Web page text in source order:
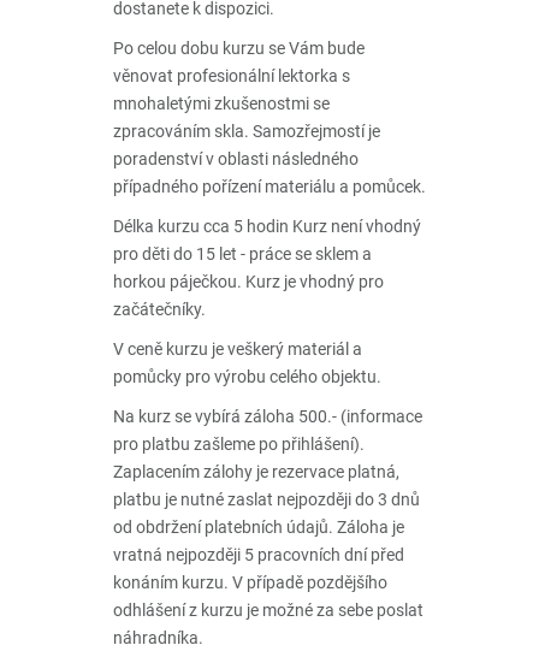
dostanete k dispozici.
Po celou dobu kurzu se Vám bude
věnovat profesionální lektorka s
mnohaletými zkušenostmi se
zpracováním skla. Samozřejmostí je
poradenství v oblasti následného
případného pořízení materiálu a pomůcek.
Délka kurzu cca 5 hodin Kurz není vhodný
pro děti do 15 let - práce se sklem a
horkou páječkou. Kurz je vhodný pro
začátečníky.
V ceně kurzu je veškerý materiál a
pomůcky pro výrobu celého objektu.
Na kurz se vybírá záloha 500.- (informace
pro platbu zašleme po přihlášení).
Zaplacením zálohy je rezervace platná,
platbu je nutné zaslat nejpozději do 3 dnů
od obdržení platebních údajů. Záloha je
vratná nejpozději 5 pracovních dní před
konáním kurzu. V případě pozdějšího
odhlášení z kurzu je možné za sebe poslat
náhradníka.